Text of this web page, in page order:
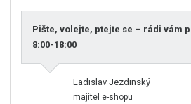
Pište, volejte, ptejte se – rádi vám
8:00-18:00
Ladislav Jezdinský
majitel e-shopu